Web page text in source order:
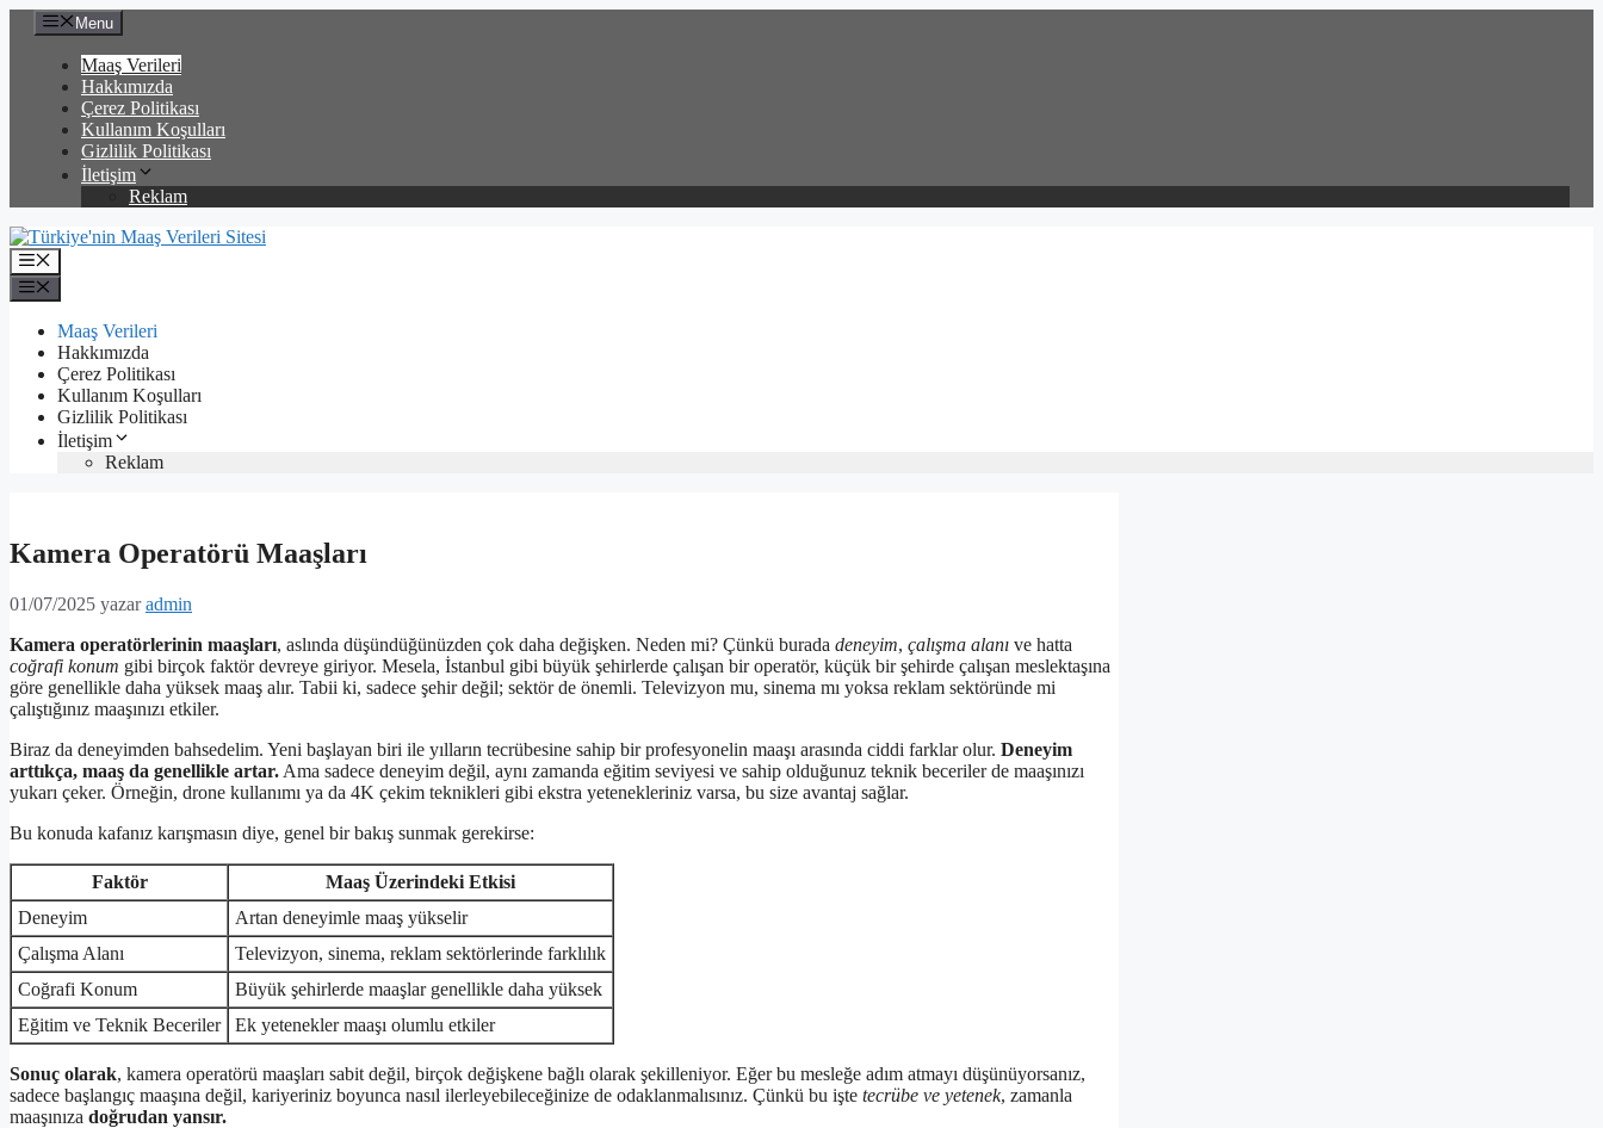
İçeriğe
atla
Menu
Maaş Verileri
Hakkımızda
Çerez Politikası
Kullanım Koşulları
Gizlilik Politikası
İletişim
Reklam
Menü
Maaş Verileri
Hakkımızda
Çerez Politikası
Kullanım Koşulları
Gizlilik Politikası
İletişim
Reklam
Kamera Operatörü Maaşları
01/07/2025 yazaradmin
Kamera operatörlerinin maaşları, aslında düşündüğünüzden çok daha değişken. Neden mi? Çünkü burada deneyim, çalışma alanı ve hatta
coğrafi konum gibi birçok faktör devreye giriyor. Mesela, İstanbul gibi büyük şehirlerde çalışan bir operatör, küçük bir şehirde çalışan meslektaşına
göre genellikle daha yüksek maaş alır. Tabii ki, sadece şehir değil; sektör de önemli. Televizyon mu, sinema mı yoksa reklam sektöründe mi
çalıştığınız maaşınızı etkiler.
Biraz da deneyimden bahsedelim. Yeni başlayan biri ile yılların tecrübesine sahip bir profesyonelin maaşı arasında ciddi farklar olur. Deneyim
arttıkça, maaş da genellikle artar. Ama sadece deneyim değil, aynı zamanda eğitim seviyesi ve sahip olduğunuz teknik beceriler de maaşınızı
yukarı çeker. Örneğin, drone kullanımı ya da 4K çekim teknikleri gibi ekstra yetenekleriniz varsa, bu size avantaj sağlar.
Bu konuda kafanız karışmasın diye, genel bir bakış sunmak gerekirse:
Faktör
Maaş Üzerindeki Etkisi
Deneyim
Artan deneyimle maaş yükselir
Çalışma Alanı
Televizyon, sinema, reklam sektörlerinde farklılık
Coğrafi Konum
Büyük şehirlerde maaşlar genellikle daha yüksek
Eğitim ve Teknik Beceriler
Ek yetenekler maaşı olumlu etkiler
Sonuç olarak, kamera operatörü maaşları sabit değil, birçok değişkene bağlı olarak şekilleniyor. Eğer bu mesleğe adım atmayı düşünüyorsanız,
sadece başlangıç maaşına değil, kariyeriniz boyunca nasıl ilerleyebileceğinize de odaklanmalısınız. Çünkü bu işte tecrübe ve yetenek, zamanla
maaşınıza doğrudan yansır.